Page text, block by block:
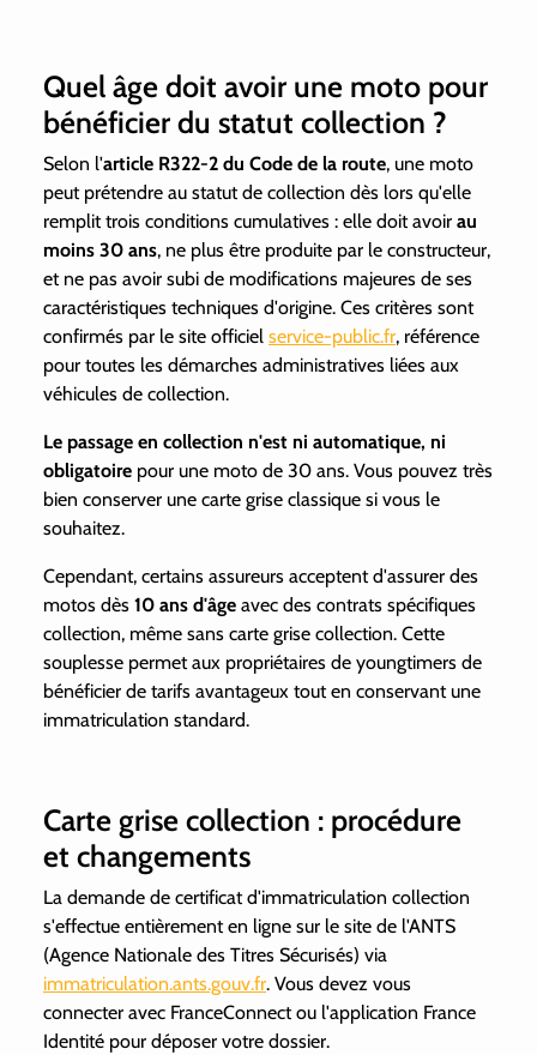
Quel âge doit avoir une moto pour
bénéficier du statut collection ?
Selon l'article R322-2 du Code de la route, une moto
peut prétendre au statut de collection dès lors qu'elle
remplit trois conditions cumulatives : elle doit avoir au
moins 30 ans, ne plus être produite par le constructeur,
et ne pas avoir subi de modifications majeures de ses
caractéristiques techniques d'origine. Ces critères sont
confirmés par le site officiel service-public.fr, référence
pour toutes les démarches administratives liées aux
véhicules de collection.
Le passage en collection n'est ni automatique, ni
obligatoire pour une moto de 30 ans. Vous pouvez très
bien conserver une carte grise classique si vous le
souhaitez.
Cependant, certains assureurs acceptent d'assurer des
motos dès 10 ans d'âge avec des contrats spécifiques
collection, même sans carte grise collection. Cette
souplesse permet aux propriétaires de youngtimers de
bénéficier de tarifs avantageux tout en conservant une
immatriculation standard.
Carte grise collection : procédure
et changements
La demande de certificat d'immatriculation collection
s'effectue entièrement en ligne sur le site de l'ANTS
(Agence Nationale des Titres Sécurisés) via
immatriculation.ants.gouv.fr. Vous devez vous
connecter avec FranceConnect ou l'application France
Identité pour déposer votre dossier.